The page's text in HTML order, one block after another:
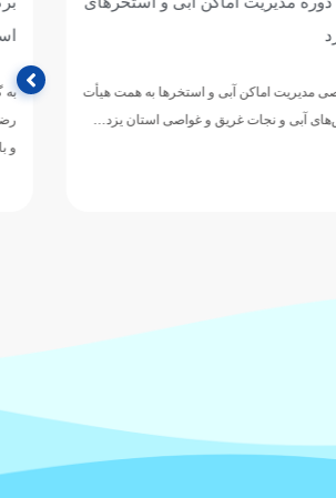
استخرهای شنا در مشهد مقدس
به گزارش روابط‌ عمومی هیات ورزش های آبی خراسان
رضوی، دوره تخصصی مدیریت اماکن آبی و استخرهای شنا